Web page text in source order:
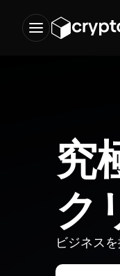
究
ク
ビジネス